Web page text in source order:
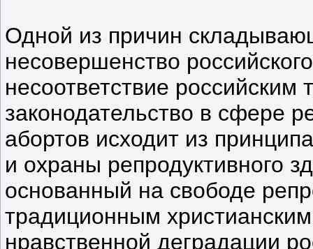
Одной из причин
несовершенство
несоответствие российским
законодательство в сфере
абортов исходит из
и охраны репродуктивного
основанный на свободе
традиционным
нравственной деградации